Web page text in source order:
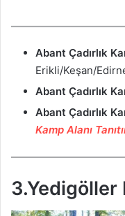
Abant Çadırlık
Erikli/Keşan/
Abant Çadırlık
Abant Çadırlık
Kamp Alanı
3.Yedigöller